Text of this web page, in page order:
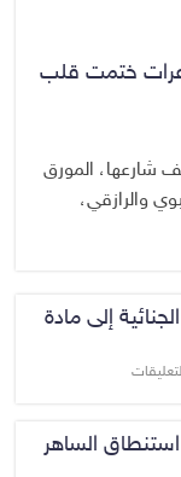
ختمت قلب
شارعها، المورق
والرازقي،
إلى مادة
الساهر